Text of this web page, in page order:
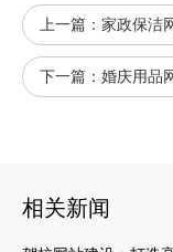
上一篇： 家政保洁
下一篇： 婚庆用品
相关新闻